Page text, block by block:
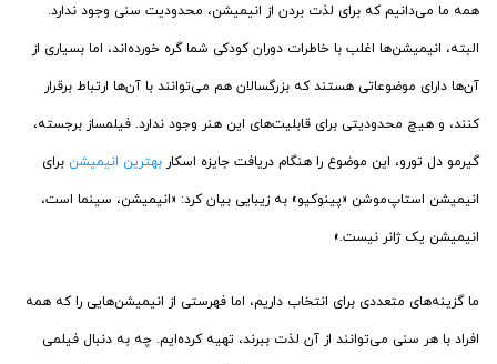
همه ما می‌دانیم که برای لذت بردن از انیمیشن، محدودیت سنی وجود ندارد.
البته، انیمیشن‌ها اغلب با خاطرات دوران کودکی شما گره خورده‌اند، اما بسیاری از
آن‌ها دارای موضوعاتی هستند که بزرگسالان هم می‌توانند با آن‌ها ارتباط برقرار
کنند، و هیچ محدودیتی برای قابلیت‌های این هنر وجود ندارد. فیلمساز برجسته،
گیرمو دل تورو، این موضوع را هنگام دریافت جایزه اسکار بهترین انیمیشن برای
انیمیشن استاپ‌موشن «پینوکیو» به زیبایی بیان کرد: «انیمیشن، سینما است،
انیمیشن یک ژانر نیست.»
ما گزینه‌های متعددی برای انتخاب داریم، اما فهرستی از انیمیشن‌هایی را که همه
افراد با هر سنی می‌توانند از آن لذت ببرند، تهیه کرده­‌ایم. چه به دنبال فیلمی